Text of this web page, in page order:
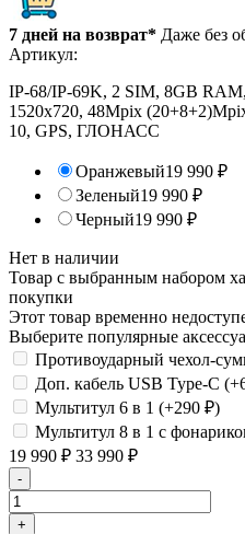
7 дней на возврат* Даже без
Артикул:
IP-68/IP-69K, 2 SIM, 8GB
1520х720, 48Mpix
10, GPS, ГЛОНАСС
Оранжевый19 990 ₽
Зеленый19 990 ₽
Черный19 990 ₽
Нет в наличии
Товар с выбранным набором
покупки
Этот товар временно
Выберите популярные
Противоударный чехол-
Доп. кабель USB Type-C (+
Мультитул 6 в 1 (+290 ₽)
Мультитул 8 в 1 с
19 990 ₽ 33 990 ₽
-
+